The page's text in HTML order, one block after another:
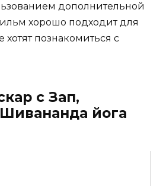
дополнительной
хорошо подходит для
хотят познакомиться с
с Зап,
йога